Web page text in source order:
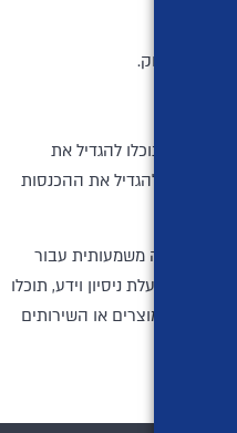
השיווק.
שלכם.
וידע, תוכלו להגדיל את
שלכם ולהגדיל את ההכנסות
השקעה משמעותית עבור
שיווק בעלת ניסיון וידע, תוכלו
ביקוש למוצרים או השירותים